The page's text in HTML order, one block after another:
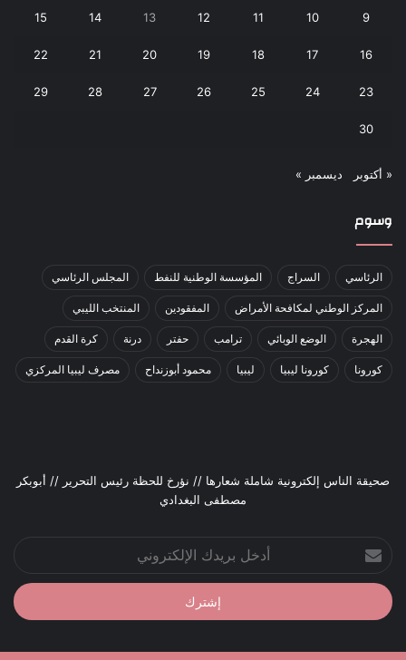
9
10
11
12
13
14
15
16
17
18
19
20
21
22
23
24
25
26
27
28
29
30
« أكتوبر ديسمبر »
وسوم
الرئاسي السراج المؤسسة الوطنية للنفط المجلس الرئاسي
المركز الوطني لمكافحة الأمراض المفقودين المنتخب الليبي
الهجرة الوضع الوبائي ترامب حفتر درنة كرة القدم
كورونا كورونا ليبيا ليبيا محمود أبوزنداح مصرف ليبيا المركزي
صحيقة الناس إلكترونية شاملة شعارها // نؤرخ للحظة رئيس التحرير // أبوبكر
مصطفى البغدادي
بريدك
الإلكتروني